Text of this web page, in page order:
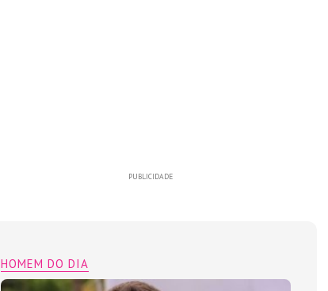
PUBLICIDADE
HOMEM DO DIA